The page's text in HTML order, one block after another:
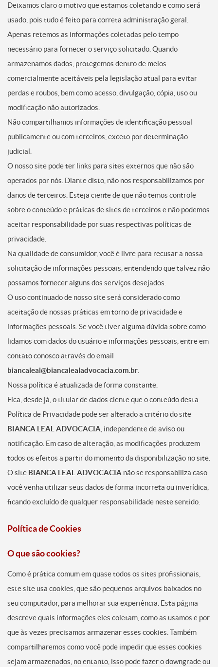
Deixamos claro o motivo que estamos coletando e como será
usado, pois tudo é feito para correta administração geral.
Apenas retemos as informações coletadas pelo tempo
necessário para fornecer o serviço solicitado. Quando
armazenamos dados, protegemos dentro de meios
comercialmente aceitáveis pela legislação atual para evitar
perdas e roubos, bem como acesso, divulgação, cópia, uso ou
modificação não autorizados.
Não compartilhamos informações de identificação pessoal
publicamente ou com terceiros, exceto por determinação
judicial.
O nosso site pode ter links para sites externos que não são
operados por nós. Diante disto, não nos responsabilizamos por
danos de terceiros. Esteja ciente de que não temos controle
sobre o conteúdo e práticas de sites de terceiros e não podemos
aceitar responsabilidade por suas respectivas políticas de
privacidade.
Na qualidade de consumidor, você é livre para recusar a nossa
solicitação de informações pessoais, entendendo que talvez não
possamos fornecer alguns dos serviços desejados.
O uso continuado de nosso site será considerado como
aceitação de nossas práticas em torno de privacidade e
informações pessoais. Se você tiver alguma dúvida sobre como
lidamos com dados do usuário e informações pessoais, entre em
contato conosco através do email
biancaleal@biancalealadvocacia.com.br
Nossa política é atualizada de forma constante.
Fica, desde já, o titular de dados ciente que o conteúdo desta
Política de Privacidade pode ser alterado a critério do site
BIANCA LEAL ADVOCACIA , independente de aviso ou
notificação. Em caso de alteração, as modificações produzem
todos os efeitos a partir do momento da disponibilização no site.
O site BIANCA LEAL ADVOCACIA não se responsabiliza caso
você venha utilizar seus dados de forma incorreta ou inverídica,
ficando excluído de qualquer responsabilidade neste sentido.
Política de Cookies
O que são cookies?
Como é prática comum em quase todos os sites profissionais,
este site usa cookies, que são pequenos arquivos baixados no
seu computador, para melhorar sua experiência. Esta página
descreve quais informações eles coletam, como as usamos e por
que às vezes precisamos armazenar esses cookies. Também
compartilharemos como você pode impedir que esses cookies
sejam armazenados, no entanto, isso pode fazer o downgrade ou